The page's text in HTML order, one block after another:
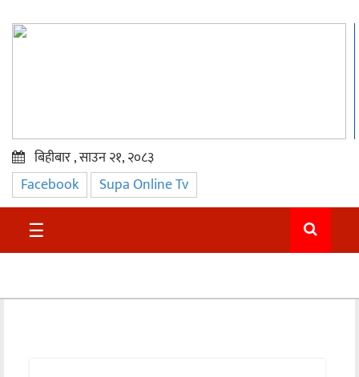
प्रमुख
समाचार
सुदुर
बिहीबार , साउन २१, २०८३
Facebook Supa Online Tv
☰